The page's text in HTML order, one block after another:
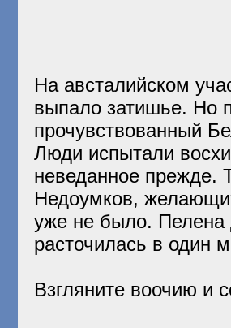
На австалийском
выпало затишье. Но
прочувствованный
Люди испытали
неведанное прежде.
Недоумков,
уже не было. Пелена
расточилась в один
Взгляните воочию и